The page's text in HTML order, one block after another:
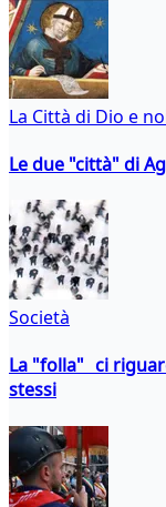
La Città di Dio e
Le due "città" di
Società
La "folla" ci
stessi